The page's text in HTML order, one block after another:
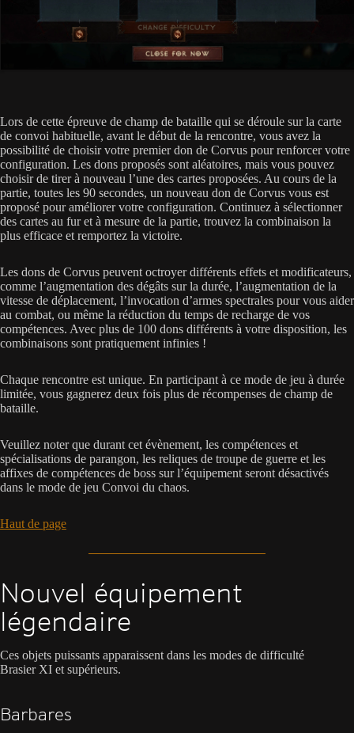
Lors de cette épreuve de champ de bataille qui se déroule sur la carte
de convoi habituelle, avant le début de la rencontre, vous avez la
possibilité de choisir votre premier don de Corvus pour renforcer votre
configuration. Les dons proposés sont aléatoires, mais vous pouvez
choisir de tirer à nouveau l’une des cartes proposées. Au cours de la
partie, toutes les 90 secondes, un nouveau don de Corvus vous est
proposé pour améliorer votre configuration. Continuez à sélectionner
des cartes au fur et à mesure de la partie, trouvez la combinaison la
plus efficace et remportez la victoire.
Les dons de Corvus peuvent octroyer différents effets et modificateurs,
comme l’augmentation des dégâts sur la durée, l’augmentation de la
vitesse de déplacement, l’invocation d’armes spectrales pour vous aider
au combat, ou même la réduction du temps de recharge de vos
compétences. Avec plus de 100 dons différents à votre disposition, les
combinaisons sont pratiquement infinies !
Chaque rencontre est unique. En participant à ce mode de jeu à durée
limitée, vous gagnerez deux fois plus de récompenses de champ de
bataille.
Veuillez noter que durant cet évènement, les compétences et
spécialisations de parangon, les reliques de troupe de guerre et les
affixes de compétences de boss sur l’équipement seront désactivés
dans le mode de jeu Convoi du chaos.
Haut de page
Nouvel équipement
légendaire
Ces objets puissants apparaissent dans les modes de difficulté
Brasier XI et supérieurs.
Barbares